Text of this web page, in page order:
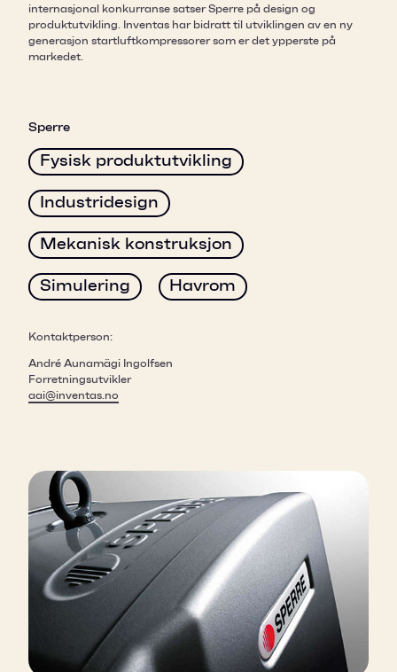
internasjonal konkurranse satser Sperre på design og
produktutvikling. Inventas har bidratt til utviklingen av en ny
generasjon startluftkompressorer som er det ypperste på
markedet.
Sperre
Fysisk produktutvikling
Industridesign
Mekanisk konstruksjon
Simulering Havrom
Kontaktperson:
André Aunamägi Ingolfsen
Forretningsutvikler
aai@inventas.no